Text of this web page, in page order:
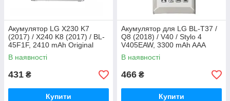
Акумулятор LG X230 K7
(2017) / X240 K8 (2017) / BL-
45F1F, 2410 mAh Original
PRC
В наявності
431 ₴
Купити
Акумулятор для LG BL-T37 /
Q8 (2018) / V40 / Stylo 4
V405EAW, 3300 mAh AAA
Original PRC
В наявності
466 ₴
Купити